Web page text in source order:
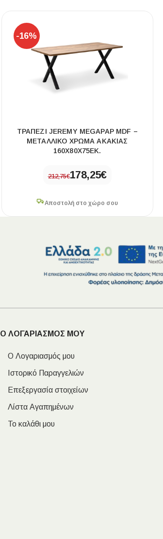
-16%
ΤΡΑΠΈΖΙ JEREMY MEGAPAP MDF –
ΜΕΤΑΛΛΙΚΌ ΧΡΏΜΑ ΑΚΑΚΊΑΣ
160X80X75ΕΚ.
212,75€178,25€
Αποστολή στο χώρο σου
Ο ΛΟΓΑΡΙΑΣΜΟΣ ΜΟΥ
Ο Λογαριασμός μου
Ιστορικό Παραγγελιών
Επεξεργασία στοιχείων
Λίστα Αγαπημένων
Το καλάθι μου